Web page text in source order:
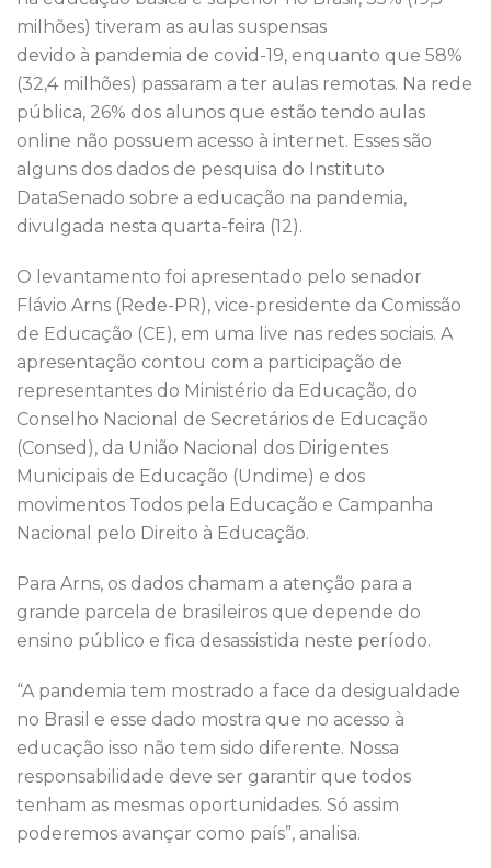
o
o
k
n
p
p
milhões) tiveram as aulas suspensas
devido à pandemia de covid-19, enquanto que 58%
(32,4 milhões) passaram a ter aulas remotas. Na rede
pública, 26% dos alunos que estão tendo aulas
online não possuem acesso à internet. Esses são
alguns dos dados de pesquisa do Instituto
DataSenado sobre a educação na pandemia,
divulgada nesta quarta-feira (12).
O levantamento foi apresentado pelo senador
Flávio Arns (Rede-PR), vice-presidente da Comissão
de Educação (CE), em uma live nas redes sociais. A
apresentação contou com a participação de
representantes do Ministério da Educação, do
Conselho Nacional de Secretários de Educação
(Consed), da União Nacional dos Dirigentes
Municipais de Educação (Undime) e dos
movimentos Todos pela Educação e Campanha
Nacional pelo Direito à Educação.
Para Arns, os dados chamam a atenção para a
grande parcela de brasileiros que depende do
ensino público e fica desassistida neste período.
“A pandemia tem mostrado a face da desigualdade
no Brasil e esse dado mostra que no acesso à
educação isso não tem sido diferente. Nossa
responsabilidade deve ser garantir que todos
tenham as mesmas oportunidades. Só assim
poderemos avançar como país”, analisa.